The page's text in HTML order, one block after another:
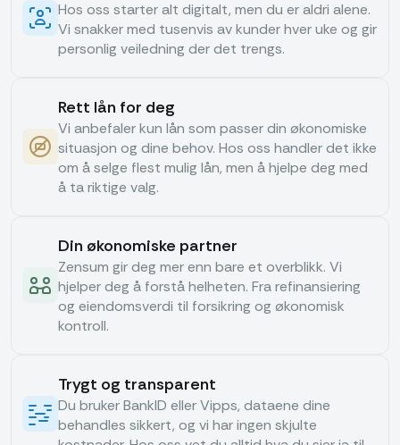
Hos oss starter alt digitalt, men du er aldri alene.
Vi snakker med tusenvis av kunder hver uke og gir
personlig veiledning der det trengs.
Rett lån for deg
Vi anbefaler kun lån som passer din økonomiske
situasjon og dine behov. Hos oss handler det ikke
om å selge flest mulig lån, men å hjelpe deg med
å ta riktige valg.
Din økonomiske partner
Zensum gir deg mer enn bare et overblikk. Vi
hjelper deg å forstå helheten. Fra refinansiering
og eiendomsverdi til forsikring og økonomisk
kontroll.
Trygt og transparent
Du bruker BankID eller Vipps, dataene dine
behandles sikkert, og vi har ingen skjulte